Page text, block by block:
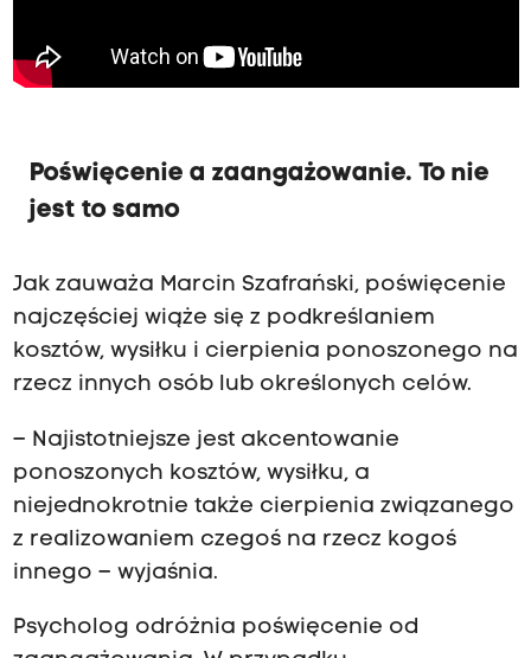
Poświęcenie a zaangażowanie. To nie
jest to samo
Jak zauważa Marcin Szafrański, poświęcenie
najczęściej wiąże się z podkreślaniem
kosztów, wysiłku i cierpienia ponoszonego na
rzecz innych osób lub określonych celów.
– Najistotniejsze jest akcentowanie
ponoszonych kosztów, wysiłku, a
niejednokrotnie także cierpienia związanego
z realizowaniem czegoś na rzecz kogoś
innego – wyjaśnia.
Psycholog odróżnia poświęcenie od